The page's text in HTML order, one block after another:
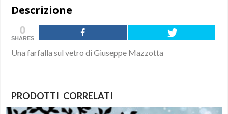
Descrizione
0
SHARES
Una farfalla sul vetro di Giuseppe Mazzotta
PRODOTTI CORRELATI